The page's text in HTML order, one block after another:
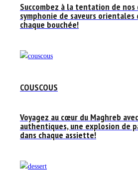
Succombez à la tentation de nos
symphonie de saveurs orientales
chaque bouchée!
COUSCOUS
Voyagez au cœur du Maghreb
authentiques, une explosion de
dans chaque assiette!